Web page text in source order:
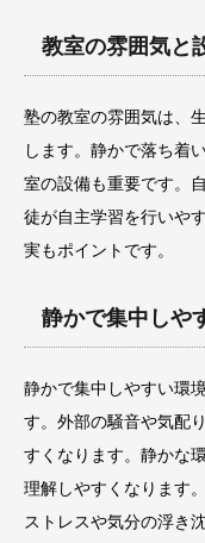
教室の雰囲気と
塾の教室の雰囲気は、
します。静かで落ち着
室の設備も重要です。
徒が自主学習を行いや
実もポイントです。
静かで集中しや
静かで集中しやすい環
す。外部の騒音や気配
すくなります。静かな
理解しやすくなります
ストレスや気分の浮き